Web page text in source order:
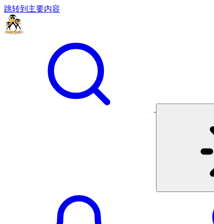
跳转到主要内容